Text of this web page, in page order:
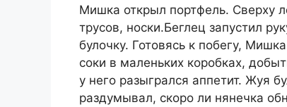
Мишка открыл портфель. Сверху
трусов, носки.Беглец запустил
булочку. Готовясь к побегу,
соки в маленьких коробках,
у него разыгрался аппетит. Жуя
раздумывал, скоро ли нянечка